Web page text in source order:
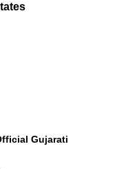
Gujarati